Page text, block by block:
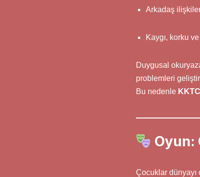
Arkadaş
Kaygı, korku
Duygusal
problemleri
Bu nedenle
Oyun:
Çocuklar dünyayı